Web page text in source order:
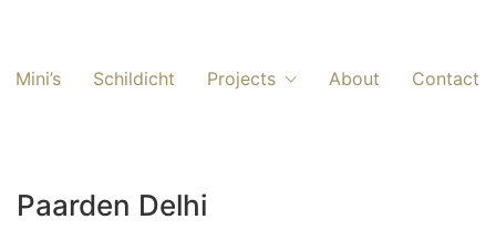
Mini’s Schildicht Projects About Contact
Paarden Delhi